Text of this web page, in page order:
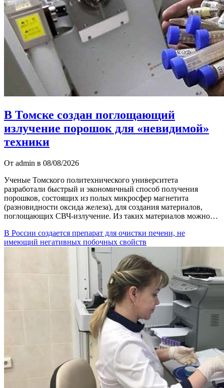
В Томске создан поглощающий
излучение порошок для «невидимой»
техники
От admin в 08/08/2026
Ученые Томского политехнического университета
разработали быстрый и экономичный способ получения
порошков, состоящих из полых микросфер магнетита
(разновидности оксида железа), для создания материалов,
поглощающих СВЧ-излучение. Из таких материалов можно…
В России создается препарат для очистки печени, не
имеющий негативных побочных свойств